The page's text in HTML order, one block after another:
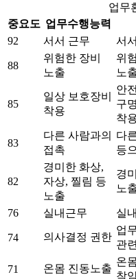
업무
중요도 업무수행능력
92
서서 근무 서
88
위험한 장비
노출
위
노
85
일상 보호장비
착용
안
구
착
83
다른 사람과의
접촉
다
등
82
경미한 화상,
자상, 찔림 등
노출
경
노
76 실내근무 실
74 의사결정 권한
업
관
71 온몸 진동노출
온
착